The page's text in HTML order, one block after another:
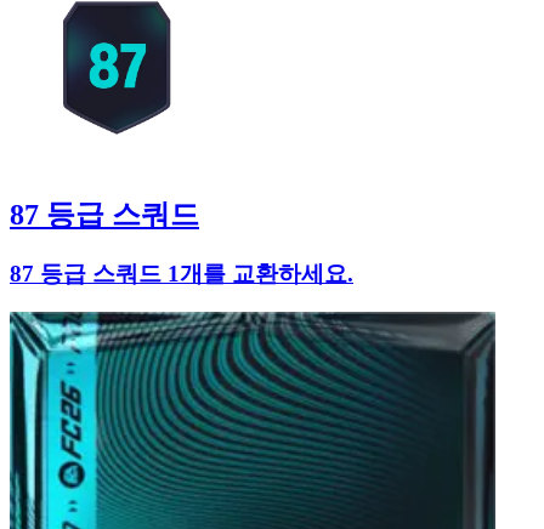
87 등급 스쿼드
87 등급 스쿼드 1개를 교환하세요.